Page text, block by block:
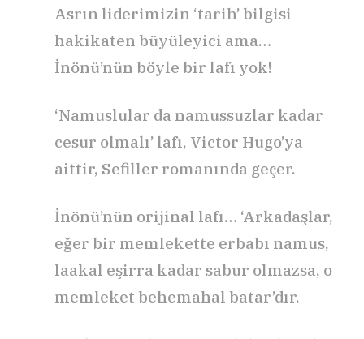
Asrın liderimizin ‘tarih’ bilgisi
hakikaten büyüleyici ama…
İnönü’nün böyle bir lafı yok!
‘Namuslular da namussuzlar kadar
cesur olmalı’ lafı, Victor Hugo’ya
aittir, Sefiller romanında geçer.
İnönü’nün orijinal lafı… ‘Arkadaşlar,
eğer bir memlekette erbabı namus,
laakal eşirra kadar sabur olmazsa, o
memleket behemahal batar’dır.